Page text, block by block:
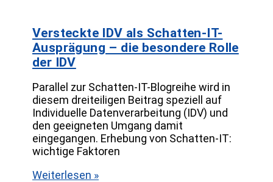
Versteckte IDV als Schatten-IT-
Ausprägung – die besondere Rolle
der IDV
Parallel zur Schatten-IT-Blogreihe wird in
diesem dreiteiligen Beitrag speziell auf
Individuelle Datenverarbeitung (IDV) und
den geeigneten Umgang damit
eingegangen. Erhebung von Schatten-IT:
wichtige Faktoren
Weiterlesen »